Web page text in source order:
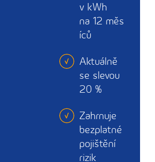
v kWh
na 12 měs
íců
Aktuálně
se slevou
20 %
Zahrnuje
bezplatné
pojištění
rizik